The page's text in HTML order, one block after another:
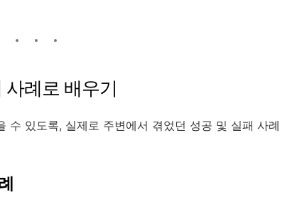
사례로 배우기
수 있도록, 실제로 주변에서 겪었던 성공 및 실패 사례